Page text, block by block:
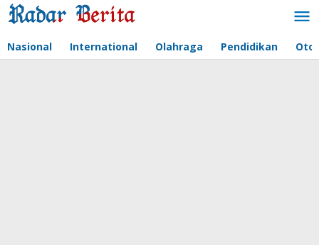
Lewati
ke
Nasional International Olahraga Pendidikan